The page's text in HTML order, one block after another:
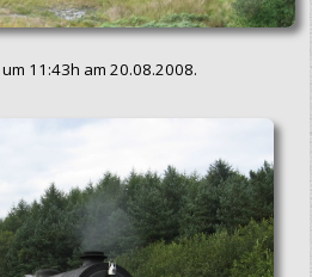
11:43h am 20.08.2008.